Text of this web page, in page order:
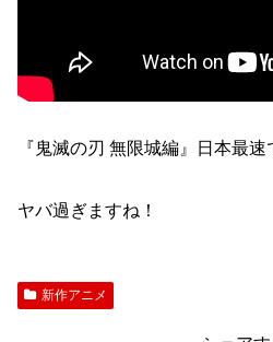
『鬼滅の刃 無限城編』日本最速
ヤバ過ぎますね！
新作アニメ